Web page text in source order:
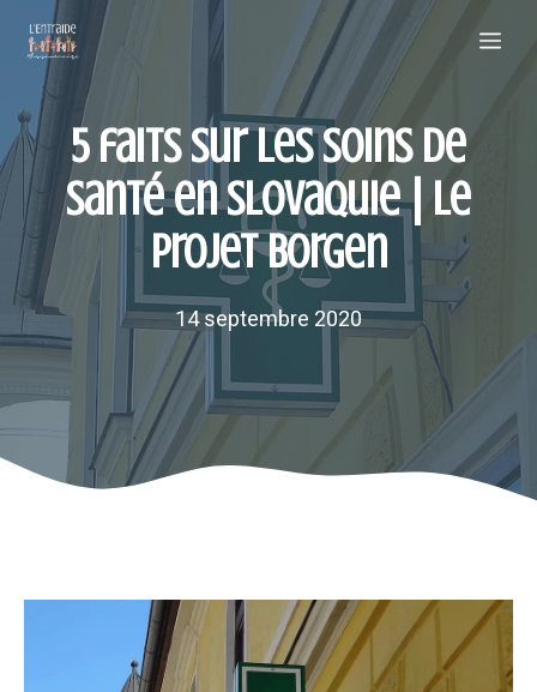
contenu
5 faits sur les soins de
santé en Slovaquie | Le
projet Borgen
14 septembre 2020